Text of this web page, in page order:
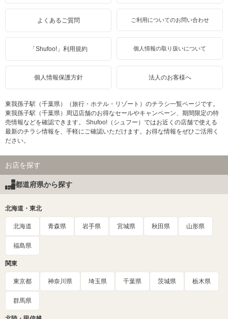
よくあるご質問 ご利用についてのお問い合わせ
「Shufoo!」利用規約 個人情報の取り扱いについて
個人情報保護方針 法人のお客様へ
東我孫子駅（千葉県）（旅行・ホテル・リゾート）のチラシ一覧ページです。
東我孫子駅（千葉県）周辺店舗のお得なセールやキャンペーン、期間限定の特
売情報などを確認できます。 Shufoo!（シュフー）ではお近くの店舗で使える
最新のチラシ情報を、手軽にご確認いただけます。お得な情報をぜひご活用く
ださい。
お店を探す
都道府県から探す
北海道・東北
北海道 青森県 岩手県 宮城県 秋田県 山形県
福島県
関東
東京都 神奈川県 埼玉県 千葉県 茨城県 栃木県
群馬県